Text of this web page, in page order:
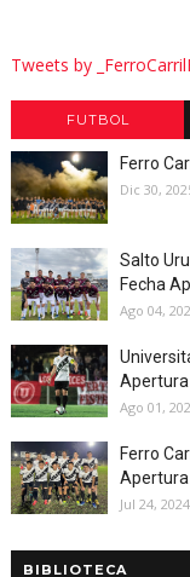
Tweets by
FUTBOL
Ferro
Dic 30,
Salto
Fecha
Ago 04,
Ago 01,
Ferro
Jul 24, 2024
BIBLIOTECA